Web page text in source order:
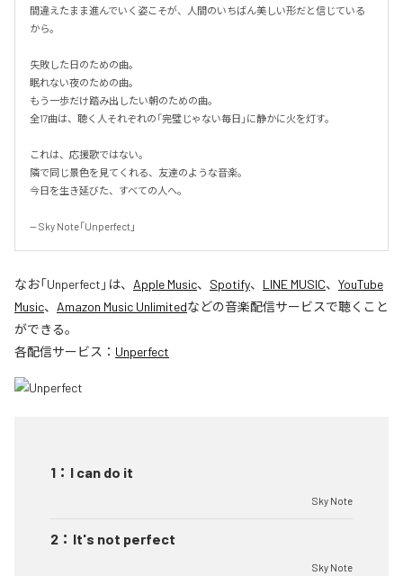
間違えたまま進んでいく姿こそが、人間のいちばん美しい形だと信じている
から。
失敗した日のための曲。
眠れない夜のための曲。
もう一歩だけ踏み出したい朝のための曲。
全17曲は、聴く人それぞれの「完璧じゃない毎日」に静かに火を灯す。
これは、応援歌ではない。
隣で同じ景色を見てくれる、友達のような音楽。
今日を生き延びた、すべての人へ。
-- Sky Note「Unperfect」
なお「Unperfect 」は、 Apple Music、 Spotify、 LINE MUSIC、 YouTube
Music、 Amazon Music Unlimitedなどの音楽配信サービスで聴くこと
ができる。
各配信サービス： Unperfect
1 ： I can do it
Sky Note
2 ： It's not perfect
Sky Note